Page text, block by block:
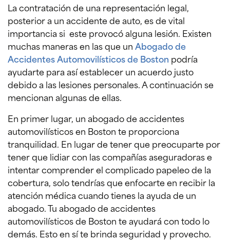
La contratación de una representación legal,
posterior a un accidente de auto, es de vital
importancia si este provocó alguna lesión. Existen
muchas maneras en las que unAbogado de
Accidentes Automovilísticos de Boston podría
ayudarte para así establecer un acuerdo justo
debido a las lesiones personales. A continuación se
mencionan algunas de ellas.
En primer lugar, un abogado de accidentes
automovilísticos en Boston te proporciona
tranquilidad. En lugar de tener que preocuparte por
tener que lidiar con las compañías aseguradoras e
intentar comprender el complicado papeleo de la
cobertura, solo tendrías que enfocarte en recibir la
atención médica cuando tienes la ayuda de un
abogado. Tu abogado de accidentes
automovilísticos de Boston te ayudará con todo lo
demás. Esto en sí te brinda seguridad y provecho.